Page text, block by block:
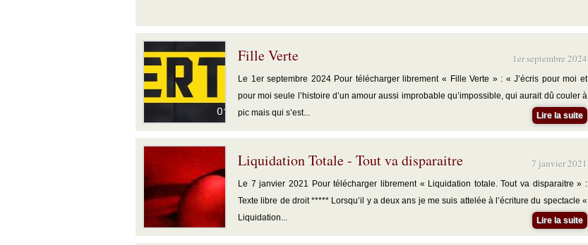
1er septembre 2024
Fille Verte
Le 1er septembre 2024 Pour télécharger librement « Fille Verte » : « J’écris pour moi et
pour moi seule l’histoire d’un amour aussi improbable qu’impossible, qui aurait dû couler à
pic mais qui s’est...
Lire la suite
7 janvier 2021
Liquidation Totale - Tout va disparaitre
Le 7 janvier 2021 Pour télécharger librement « Liquidation totale. Tout va disparaitre » :
Texte libre de droit ***** Lorsqu’il y a deux ans je me suis attelée à l’écriture du spectacle «
Liquidation...
Lire la suite